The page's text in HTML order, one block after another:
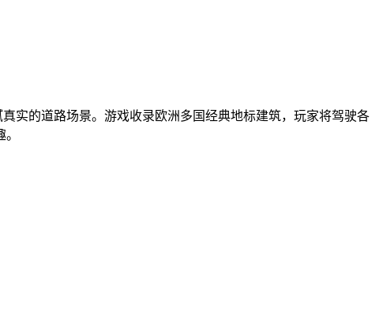
实的道路场景。游戏收录欧洲多国经典地标建筑，玩家将驾驶各